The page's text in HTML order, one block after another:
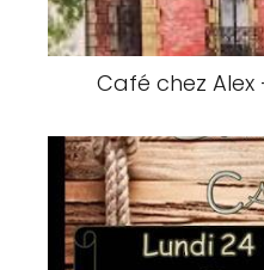
Café chez